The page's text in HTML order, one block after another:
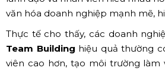
văn hóa doanh nghiệp mạnh mẽ,
Thực tế cho thấy, các doanh
Team Building hiệu quả thường
viên cao hơn, tạo môi trường làm